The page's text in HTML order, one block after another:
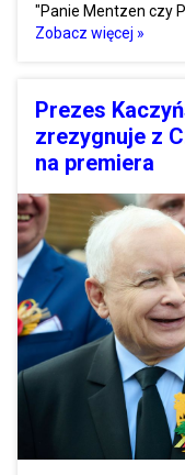
"Panie Mentzen czy
Zobacz więcej »
Prezes
zrezygnuje z
na premiera